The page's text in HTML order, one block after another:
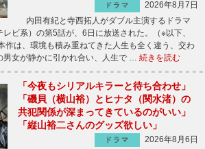
ドラマ
2026年8月7日
内田有紀と寺西拓人がダブル主演するドラマ
レビ系）の第5話が、6日に放送された。（※以下、
は、環境も積み重ねてきた人生も全く違う、交わ
男女が静かに引かれ合い、人生で … 続きを読む
「今夜もシリアルキラーと待ち合わせ」
「磯貝（横山裕）とヒナタ（関水渚）の
共犯関係が深まってきているのがいい」
「縦山裕二さんのグッズ欲しい」
ドラマ
2026年8月6日